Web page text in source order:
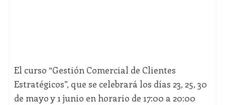
El curso “Gestión Comercial de Clientes
Estratégicos”, que se celebrará los días 23, 25, 30
de mayo y 1 junio en horario de 17:00 a 20:00